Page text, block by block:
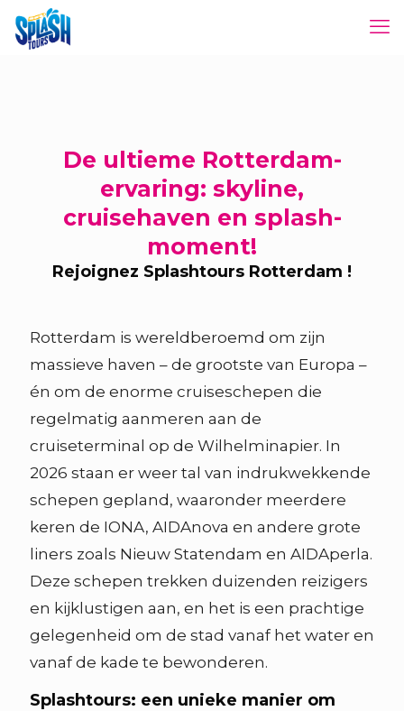
De ultieme Rotterdam-
ervaring: skyline,
cruisehaven en splash-
moment!
Rejoignez Splashtours Rotterdam !
Rotterdam is wereldberoemd om zijn
massieve haven – de grootste van Europa –
én om de enorme cruiseschepen die
regelmatig aanmeren aan de
cruiseterminal op de Wilhelminapier. In
2026 staan er weer tal van indrukwekkende
schepen gepland, waaronder meerdere
keren de IONA, AIDAnova en andere grote
liners zoals Nieuw Statendam en AIDAperla.
Deze schepen trekken duizenden reizigers
en kijklustigen aan, en het is een prachtige
gelegenheid om de stad vanaf het water en
vanaf de kade te bewonderen.
Splashtours: een unieke manier om